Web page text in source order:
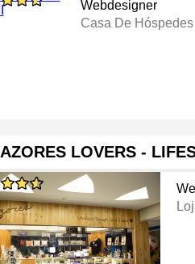
Webdesigner
Casa De Hóspedes
AZORES LOVERS -